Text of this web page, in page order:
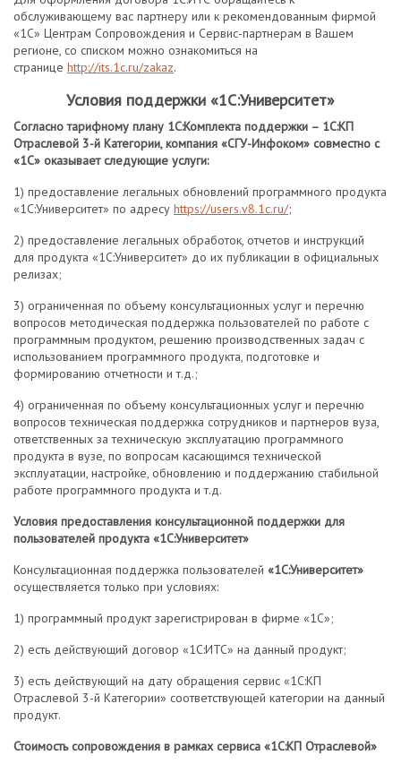
обслуживающему вас партнеру или к рекомендованным фирмой
«1С» Центрам Сопровождения и Сервис-партнерам в Вашем
регионе, со списком можно ознакомиться на
странице http://its.1c.ru/zakaz.
Условия поддержки «1С:Университет»
Согласно тарифному плану 1С:Комплекта поддержки – 1С:КП
Отраслевой 3-й Категории, компания «СГУ-Инфоком» совместно с
«1С» оказывает следующие услуги:
1) предоставление легальных обновлений программного продукта
«1С:Университет» по адресу https://users.v8.1c.ru/;
2) предоставление легальных обработок, отчетов и инструкций
для продукта «1С:Университет» до их публикации в официальных
релизах;
3) ограниченная по объему консультационных услуг и перечню
вопросов методическая поддержка пользователей по работе с
программным продуктом, решению производственных задач с
использованием программного продукта, подготовке и
формированию отчетности и т.д.;
4) ограниченная по объему консультационных услуг и перечню
вопросов техническая поддержка сотрудников и партнеров вуза,
ответственных за техническую эксплуатацию программного
продукта в вузе, по вопросам касающимся технической
эксплуатации, настройке, обновлению и поддержанию стабильной
работе программного продукта и т.д.
Условия предоставления консультационной поддержки для
пользователей продукта «1С:Университет»
Консультационная поддержка пользователей «1С:Университет»
осуществляется только при условиях:
1) программный продукт зарегистрирован в фирме «1С»;
2) есть действующий договор «1С:ИТС» на данный продукт;
3) есть действующий на дату обращения сервис «1С:КП
Отраслевой 3-й Категории» соответствующей категории на данный
продукт.
Стоимость сопровождения в рамках сервиса «1С:КП Отраслевой»